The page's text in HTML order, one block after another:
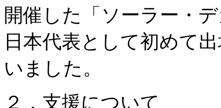
開催した「ソーラー・
日本代表として初めて
いました。
２．支援について